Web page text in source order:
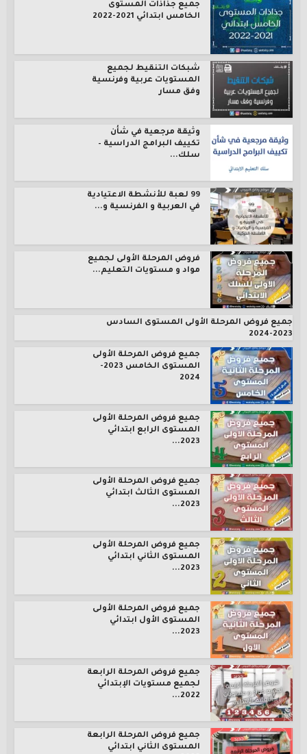
جميع جذاذات المستوى
الخامس ابتدائي 2021-2022
شبكات التنقيط لجميع
المستويات عربية وفرنسية
وفق مسار
وثيقة مرجعية في شأن
تكييف البرامج الدراسية –
سلك...
99 لعبة للأنشطة الاعتيادية
في العربية و الفرنسية و...
فروض المرحلة الأولى لجميع
مواد و مستويات التعليم...
جميع فروض المرحلة الأولى المستوى السادس
2023-2024
جميع فروض المرحلة الأولى
المستوى الخامس 2023-
2024
جميع فروض المرحلة الأولى
المستوى الرابع ابتدائي
2023...
جميع فروض المرحلة الأولى
المستوى الثالث ابتدائي
2023...
جميع فروض المرحلة الأولى
المستوى الثاني ابتدائي
2023...
جميع فروض المرحلة الأولى
المستوى الأول ابتدائي
2023...
جميع فروض المرحلة الرابعة
لجميع مستويات الإبتدائي
2022...
جميع فروض المرحلة الرابعة
المستوى الثاني ابتدائي